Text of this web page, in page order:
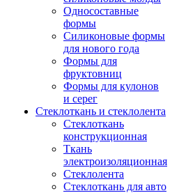
Односоставные
формы
Силиконовые формы
для нового года
Формы для
фруктовниц
Формы для кулонов
и серег
Стеклоткань и стеклолента
Стеклоткань
конструкционная
Ткань
электроизоляционная
Стеклолента
Стеклоткань для авто